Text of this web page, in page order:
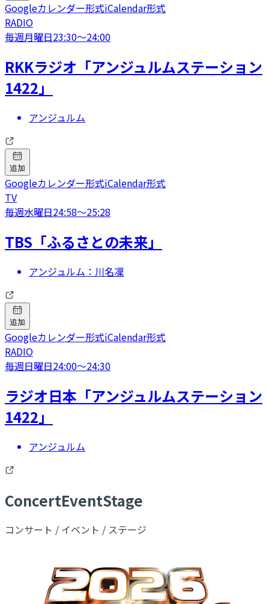
Googleカレンダー形式iCalendar形式
RADIO
毎週月曜日23:30〜24:00
RKKラジオ「アンジュルムステーション
1422」
アンジュルム
追加
Googleカレンダー形式iCalendar形式
TV
毎週水曜日24:58〜25:28
TBS「ふるさとの未来」
アンジュルム：川名凜
追加
Googleカレンダー形式iCalendar形式
RADIO
毎週日曜日24:00〜24:30
ラジオ日本「アンジュルムステーション
1422」
アンジュルム
ConcertEventStage
コンサート / イベント / ステージ